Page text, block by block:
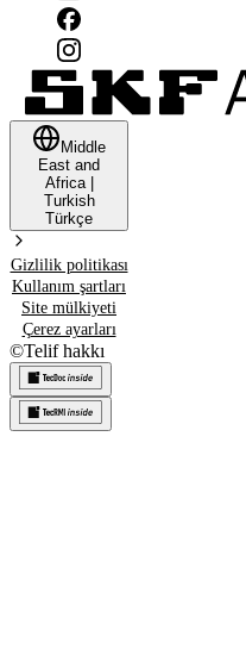
Middle
East and
Africa|
Turkish
Türkçe
Gizlilik politikası
Kullanım şartları
Site mülkiyeti
Çerez ayarları
©Telif hakkı